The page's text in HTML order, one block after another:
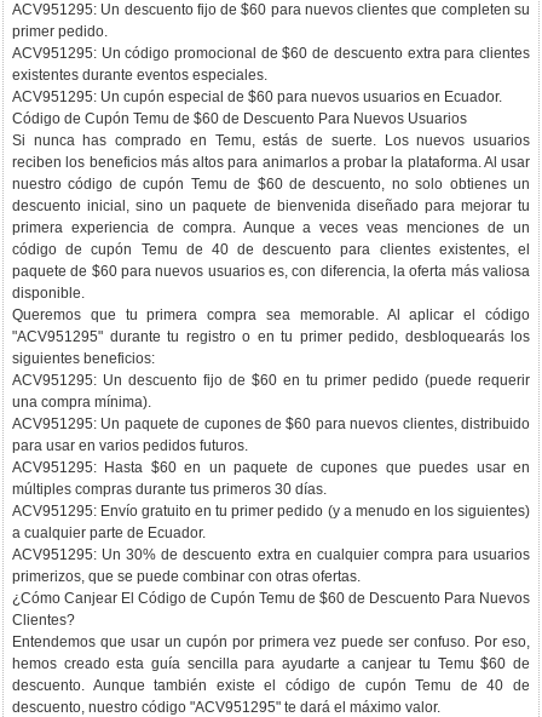
ACV951295: Un descuento fijo de $60 para nuevos clientes que completen su
primer pedido.
ACV951295: Un código promocional de $60 de descuento extra para clientes
existentes durante eventos especiales.
ACV951295: Un cupón especial de $60 para nuevos usuarios en Ecuador.
Código de Cupón Temu de $60 de Descuento Para Nuevos Usuarios
Si nunca has comprado en Temu, estás de suerte. Los nuevos usuarios
reciben los beneficios más altos para animarlos a probar la plataforma. Al usar
nuestro código de cupón Temu de $60 de descuento, no solo obtienes un
descuento inicial, sino un paquete de bienvenida diseñado para mejorar tu
primera experiencia de compra. Aunque a veces veas menciones de un
código de cupón Temu de 40 de descuento para clientes existentes, el
paquete de $60 para nuevos usuarios es, con diferencia, la oferta más valiosa
disponible.
Queremos que tu primera compra sea memorable. Al aplicar el código
"ACV951295" durante tu registro o en tu primer pedido, desbloquearás los
siguientes beneficios:
ACV951295: Un descuento fijo de $60 en tu primer pedido (puede requerir
una compra mínima).
ACV951295: Un paquete de cupones de $60 para nuevos clientes, distribuido
para usar en varios pedidos futuros.
ACV951295: Hasta $60 en un paquete de cupones que puedes usar en
múltiples compras durante tus primeros 30 días.
ACV951295: Envío gratuito en tu primer pedido (y a menudo en los siguientes)
a cualquier parte de Ecuador.
ACV951295: Un 30% de descuento extra en cualquier compra para usuarios
primerizos, que se puede combinar con otras ofertas.
¿Cómo Canjear El Código de Cupón Temu de $60 de Descuento Para Nuevos
Clientes?
Entendemos que usar un cupón por primera vez puede ser confuso. Por eso,
hemos creado esta guía sencilla para ayudarte a canjear tu Temu $60 de
descuento. Aunque también existe el código de cupón Temu de 40 de
descuento, nuestro código "ACV951295" te dará el máximo valor.